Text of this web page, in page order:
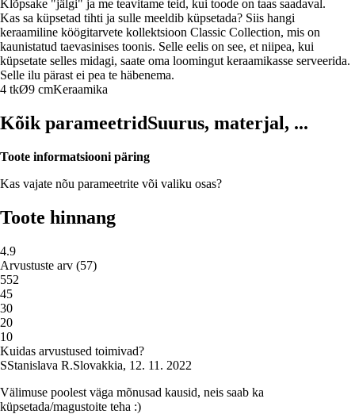
Klõpsake "jälgi" ja me teavitame teid, kui toode on taas saadaval.
Kas sa küpsetad tihti ja sulle meeldib küpsetada? Siis hangi
keraamiline köögitarvete kollektsioon Classic Collection, mis on
kaunistatud taevasinises toonis. Selle eelis on see, et niipea, kui
küpsetate selles midagi, saate oma loomingut keraamikasse serveerida.
Selle ilu pärast ei pea te häbenema.
4 tkØ9 cmKeraamika
Kõik parameetridSuurus, materjal, ...
Toote informatsiooni päring
Kas vajate nõu parameetrite või valiku osas?
Toote hinnang
4.9
Arvustuste arv (57)
552
45
30
20
10
Kuidas arvustused toimivad?
SStanislava R.Slovakkia, 12. 11. 2022
Välimuse poolest väga mõnusad kausid, neis saab ka
küpsetada/magustoite teha :)